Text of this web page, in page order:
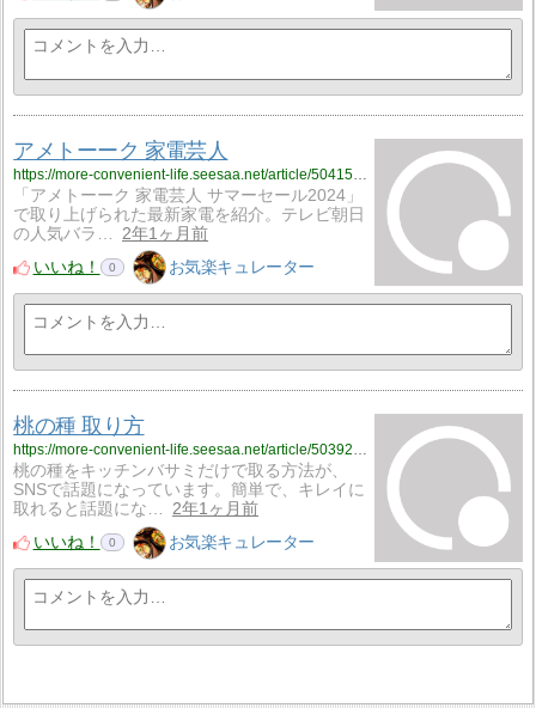
アメトーーク 家電芸人
「アメトーーク 家電芸人 サマーセール2024」
で取り上げられた最新家電を紹介。テレビ朝日
の人気バラ…
2年1ヶ月前
いいね！
0 お気楽キュレーター
桃の種 取り方
https://more-convenient-life.seesaa.net/article/503926492.html
桃の種をキッチンバサミだけで取る方法が、
SNSで話題になっています。簡単で、キレイに
取れると話題にな…
2年1ヶ月前
いいね！
0 お気楽キュレーター